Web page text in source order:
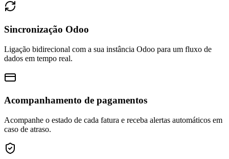
Sincronização Odoo
Ligação bidirecional com a sua instância Odoo para um fluxo de
dados em tempo real.
Acompanhamento de pagamentos
Acompanhe o estado de cada fatura e receba alertas automáticos em
caso de atraso.